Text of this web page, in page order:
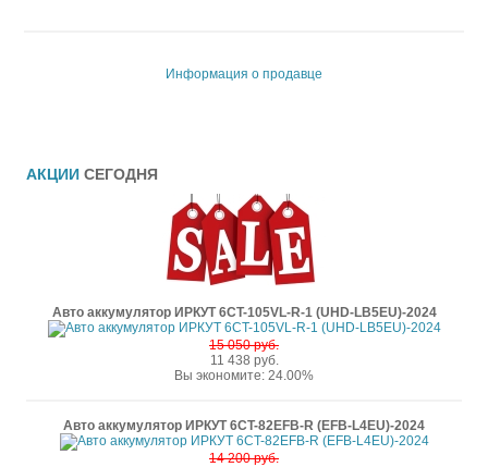
Информация о продавце
АКЦИИ СЕГОДНЯ
Авто аккумулятор ИРКУТ 6CT-105VL-R-1 (UHD-LB5EU)-2024
15 050 руб.
11 438 руб.
Вы экономите: 24.00%
Авто аккумулятор ИРКУТ 6CT-82EFB-R (EFB-L4EU)-2024
14 200 руб.